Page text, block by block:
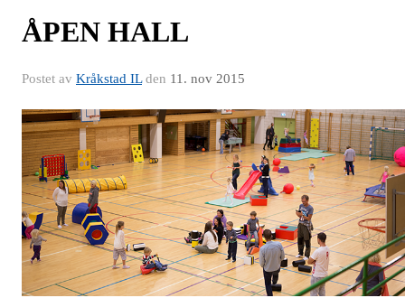
ÅPEN HALL
Postet av Kråkstad ILden 11. nov 2015